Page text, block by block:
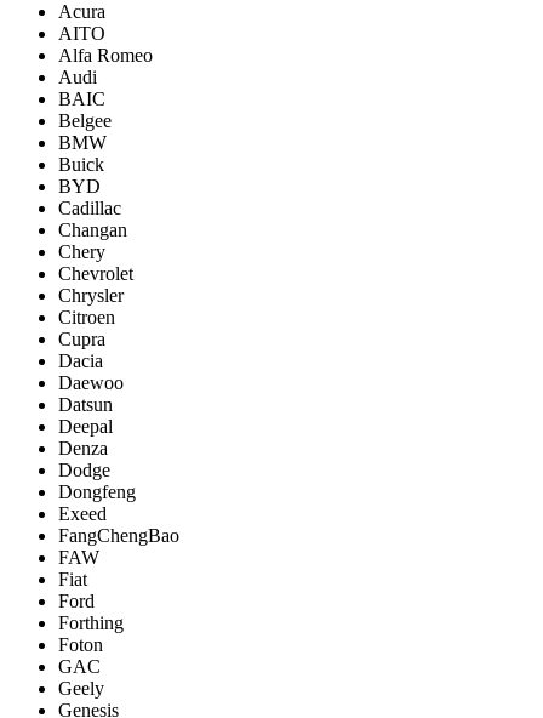
Acura
AITO
Alfa Romeo
Audi
BAIC
Belgee
BMW
Buick
BYD
Cadillac
Changan
Chery
Chevrolet
Chrysler
Citroen
Cupra
Dacia
Daewoo
Datsun
Deepal
Denza
Dodge
Dongfeng
Exeed
FangChengBao
FAW
Fiat
Ford
Forthing
Foton
GAC
Geely
Genesis